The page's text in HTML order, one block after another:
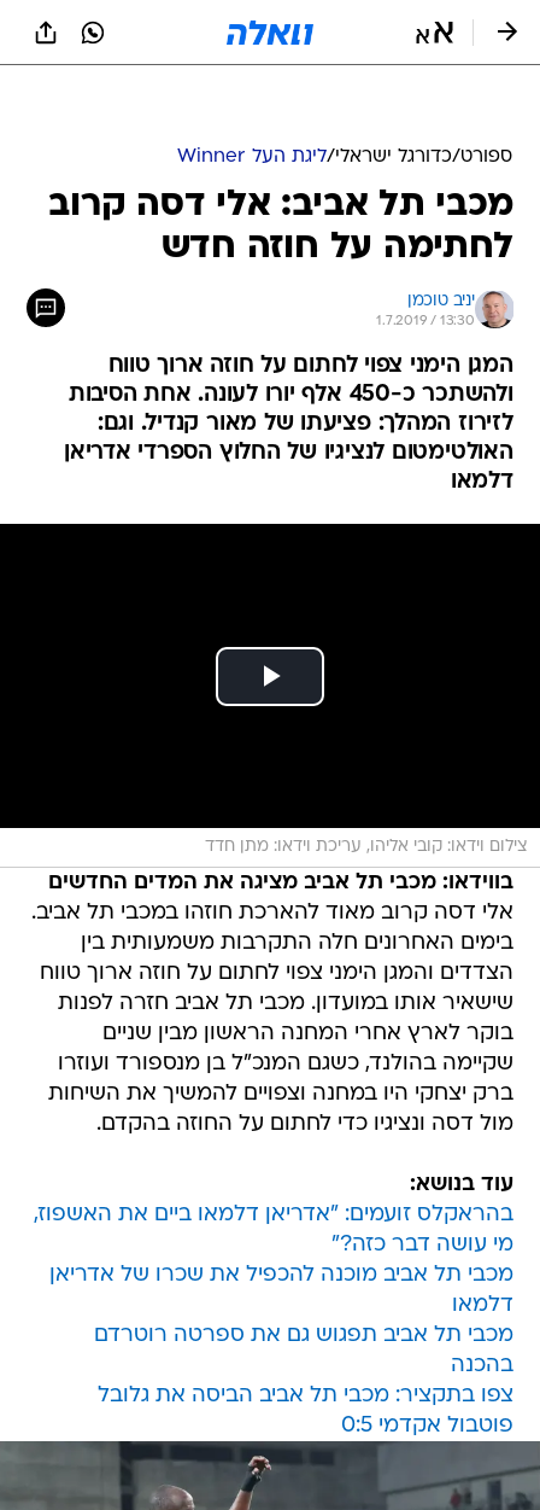
ספורט/כדורגל ישראלי/ליגת העל Winner
מכבי תל אביב: אלי דסה קרוב
לחתימה על חוזה חדש
יניב טוכמן
1.7.2019 / 13:30
המגן הימני צפוי לחתום על חוזה ארוך טווח
ולהשתכר כ-450 אלף יורו לעונה. אחת הסיבות
לזירוז המהלך: פציעתו של מאור קנדיל. וגם:
האולטימטום לנציגיו של החלוץ הספרדי אדריאן
דלמאו
צילום וידאו: קובי אליהו, עריכת וידאו: מתן חדד
בווידאו: מכבי תל אביב מציגה את המדים החדשים
אלי דסה קרוב מאוד להארכת חוזהו במכבי תל אביב.
בימים האחרונים חלה התקרבות משמעותית בין
הצדדים והמגן הימני צפוי לחתום על חוזה ארוך טווח
שישאיר אותו במועדון. מכבי תל אביב חזרה לפנות
בוקר לארץ אחרי המחנה הראשון מבין שניים
שקיימה בהולנד, כשגם המנכ"ל בן מנספורד ועוזרו
ברק יצחקי היו במחנה וצפויים להמשיך את השיחות
מול דסה ונציגיו כדי לחתום על החוזה בהקדם.
עוד בנושא:
בהראקלס זועמים: "אדריאן דלמאו ביים את האשפוז,
מי עושה דבר כזה?"
מכבי תל אביב מוכנה להכפיל את שכרו של אדריאן
דלמאו
מכבי תל אביב תפגוש גם את ספרטה רוטרדם
בהכנה
צפו בתקציר: מכבי תל אביב הביסה את גלובל
פוטבול אקדמי 0:5